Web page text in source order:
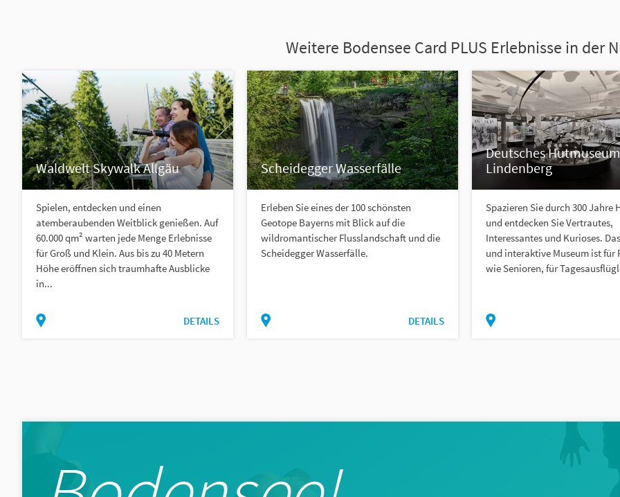
Weitere Bodensee Card PLUS Erlebnisse in der
Waldwelt Skywalk Allgäu
Spielen, entdecken und einen
atemberaubenden Weitblick genießen. Auf
60.000 qm² warten jede Menge Erlebnisse
für Groß und Klein. Aus bis zu 40 Metern
Höhe eröffnen sich traumhafte Ausblicke
in...
DETAILS
Scheidegger Wasserfälle
Erleben Sie eines der 100 schönsten
Geotope Bayerns mit Blick auf die
wildromantischer Flusslandschaft und die
Scheidegger Wasserfälle.
DETAILS
Deutsches Hutmuseum
Lindenberg
Spazieren Sie durch 300 Jahre
und entdecken Sie Vertrautes,
Interessantes und Kurioses.
und interaktive Museum ist für
wie Senioren, für